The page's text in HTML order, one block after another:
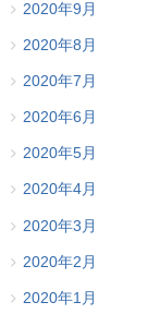
2020年9月
2020年8月
2020年7月
2020年6月
2020年5月
2020年4月
2020年3月
2020年2月
2020年1月